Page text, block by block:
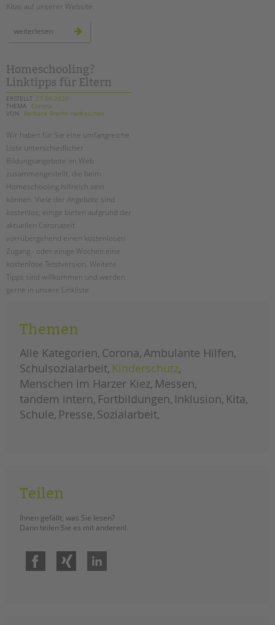
schoolcoach BTL
Stellenangebote
tandem als Arbeitgeberin
NEWS/BLOG
Briefe an Kai
PRESSE
Magazin
KONTAKT
Impressum
Datenschutz
Hinweisgebersystem
Intranet
Kitas auf unserer Website.
weiterlesen
bleiben
auch
online!
Homeschooling?
Linktipps für Eltern
ERSTELLT 27.04.2020
THEMA Corona
VON
Barbara Brecht-Hadraschek
Wir haben für Sie eine umfangreiche
Liste unterschiedlicher
Bildungsangebote im Web
zusammengestellt, die beim
Homeschooling hilfreich sein
können. Viele der Angebote sind
kostenlos, einige bieten aufgrund der
aktuellen Coronazeit
vorrübergehend einen kostenlosen
Zugang - oder einige Wochen eine
kostenlose Tetstversion. Weitere
Tipps sind willkommen und werden
gerne in unsere Linkliste
für
eltern
Themen
Alle Kategorien Corona Ambulante Hilfen
Schulsozialarbeit Kinderschutz
Menschen im Harzer Kiez Messen
tandem intern Fortbildungen Inklusion Kita
Schule Presse Sozialarbeit
Teilen
Ihnen gefällt, was Sie lesen?
Dann teilen Sie es mit anderen!
Facebook